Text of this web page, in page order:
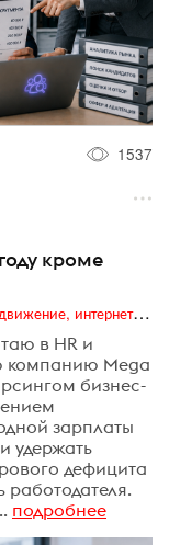
1537
кроме
Digital (web-дизайн, интернет-реклама и продвижение, интернет-сообщества и блоги, интернет-коммуникации, мобильный маркетинг, реклама на цифровых экранах)
в HR и
компанию Mega
бизнес-
зарплаты
удержать
дефицита
подробнее